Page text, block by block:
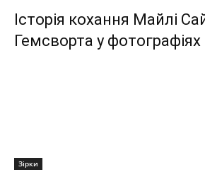
Історія кохання Майлі
Гемсворта у фотографіях
Зірки